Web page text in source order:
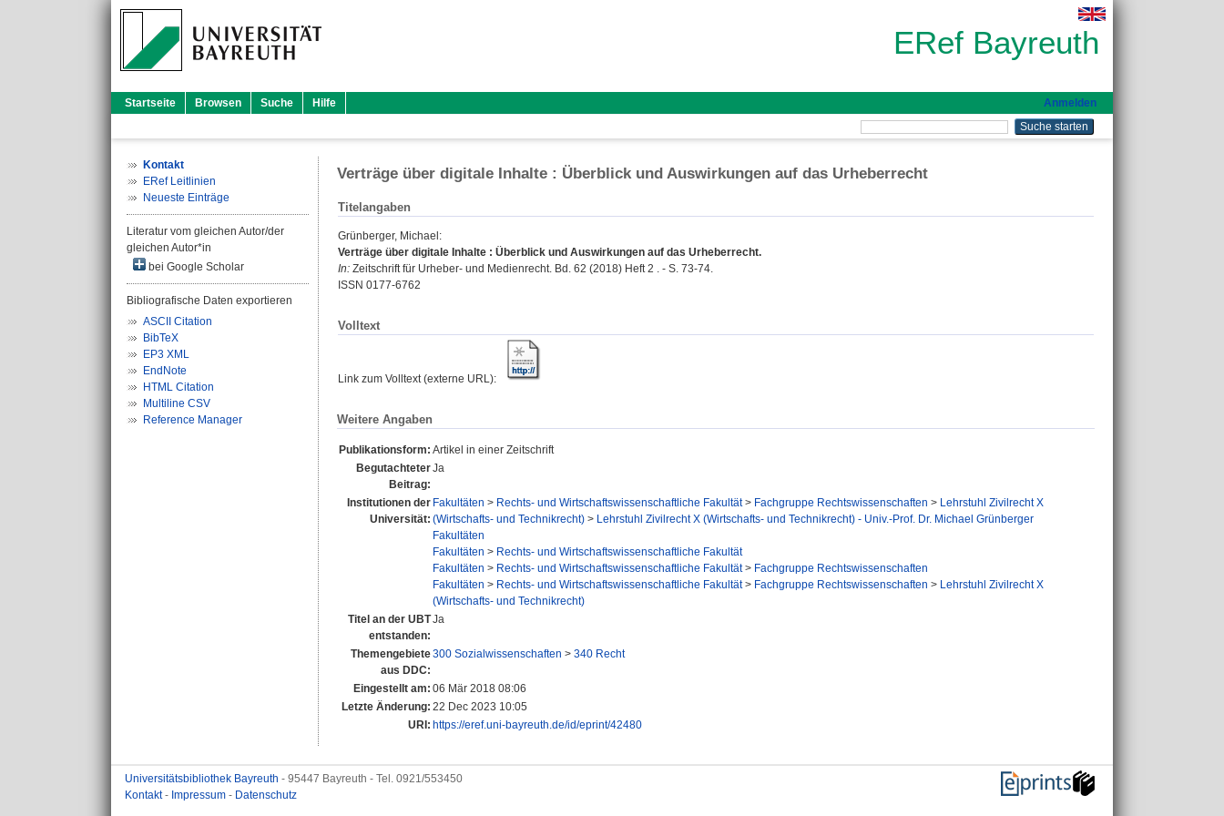
ERef Bayreuth
Startseite Browsen Suche Hilfe Anmelden
Kontakt
ERef Leitlinien
Neueste Einträge
Literatur vom gleichen Autor/der
gleichen Autor*in
bei Google Scholar
Bibliografische Daten exportieren
ASCII Citation
BibTeX
EP3 XML
EndNote
HTML Citation
Multiline CSV
Reference Manager
Verträge über digitale Inhalte : Überblick und Auswirkungen auf das Urheberrecht
Titelangaben
Grünberger, Michael :
Verträge über digitale Inhalte : Überblick und Auswirkungen auf das Urheberrecht.
In: Zeitschrift für Urheber- und Medienrecht. Bd. 62 (2018) Heft 2 . - S. 73-74.
ISSN 0177-6762
Volltext
Link zum Volltext (externe URL):
Weitere Angaben
Publikationsform: Artikel in einer Zeitschrift
Begutachteter
Beitrag:
Ja
Institutionen der
Universität:
Fakultäten > Rechts- und Wirtschaftswissenschaftliche Fakultät> Fachgruppe Rechtswissenschaften > Lehrstuhl Zivilrecht X
(Wirtschafts- und Technikrecht) > Lehrstuhl Zivilrecht X (Wirtschafts- und Technikrecht) - Univ.-Prof. Dr. Michael Grünberger
Fakultäten
Fakultäten > Rechts- und Wirtschaftswissenschaftliche Fakultät
Fakultäten > Rechts- und Wirtschaftswissenschaftliche Fakultät> Fachgruppe Rechtswissenschaften
Fakultäten > Rechts- und Wirtschaftswissenschaftliche Fakultät> Fachgruppe Rechtswissenschaften > Lehrstuhl Zivilrecht X
(Wirtschafts- und Technikrecht)
Titel an der UBT
entstanden:
Ja
Themengebiete
aus DDC:
300 Sozialwissenschaften > 340 Recht
Eingestellt am: 06 Mär 2018 08:06
Letzte Änderung: 22 Dec 2023 10:05
URI: https://eref.uni-bayreuth.de/id/eprint/42480
Universitätsbibliothek Bayreuth - 95447 Bayreuth - Tel. 0921/553450
Kontakt- Impressum - Datenschutz